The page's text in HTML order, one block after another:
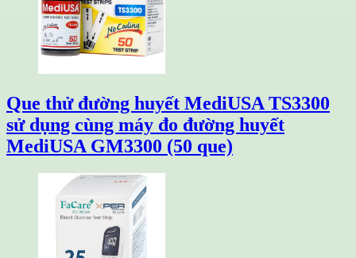
Que thử đường huyết MediUSA TS3300
sử dụng cùng máy đo đường huyết
MediUSA GM3300 (50 que)